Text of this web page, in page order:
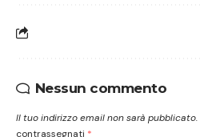
Nessun commento
Il tuo indirizzo email non sarà pubblicato.
contrassegnati *